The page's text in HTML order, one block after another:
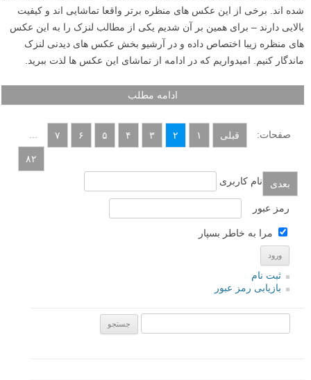
شده اند. برخی از این عکس های منظره برتر واقعا تماشایی اند و کیفیت
بالایی دارند – برای همین بر آن شدیم یکی از مطالب لنزک را به این عکس
های منظره زیبا اختصاص داده و در آرشیو بخش عکس های دیدنی لنزک
ماندگار کنیم. امیدواریم که در ادامه از تماشای این عکس ها لذت ببرید.
ادامه مطلب
صفحات: قبلی ۱ ۲ ۳ ۴ ۵ ۶ ۷
۸۲
بعدی نام کاربری
رمز عبور
مرا به خاطر بسپار
ثبت نام
بازیابی رمز عبور